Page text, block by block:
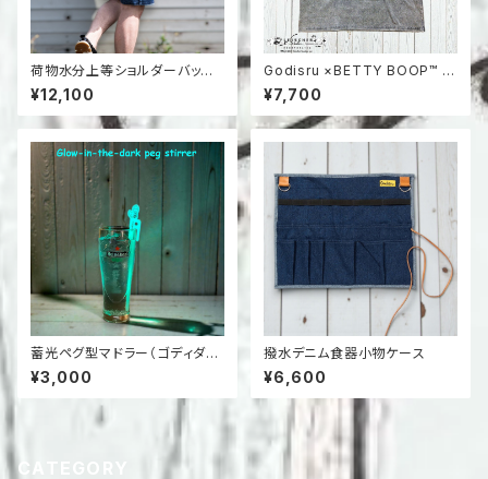
荷物水分上等ショルダーバッグ
付きデニムショーツ
¥12,100
Godisru ×BETTY BOOP™ G
ODDY-DUCK Sulfur Dye Te
e
¥7,700
蓄光ペグ型マドラー（ゴディダッ
クver）
¥3,000
撥水デニム食器小物ケース
¥6,600
CATEGORY